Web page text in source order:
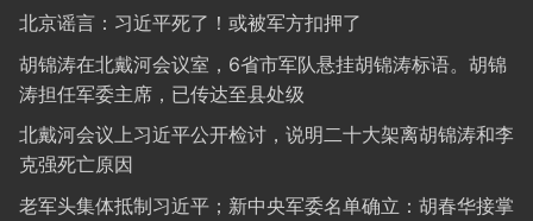
北京谣言：习近平死了！或被军方扣押了
胡锦涛在北戴河会议室，6省市军队悬挂胡锦涛标语。胡锦
涛担任军委主席，已传达至县处级
北戴河会议上习近平公开检讨，说明二十大架离胡锦涛和李
克强死亡原因
老军头集体抵制习近平；新中央军委名单确立：胡春华接掌